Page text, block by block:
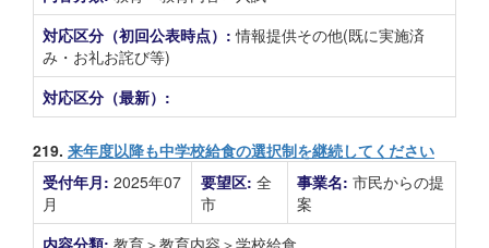
対応区分（初回公表時点）:情報提供その他(既に実施済
み・お礼お詫び等)
対応区分（最新）:
219. 来年度以降も中学校給食の選択制を継続してください
受付年月: 2025年07
月
要望区: 全
市
事業名: 市民からの提
案
内容分類: 教育＞教育内容＞学校給食